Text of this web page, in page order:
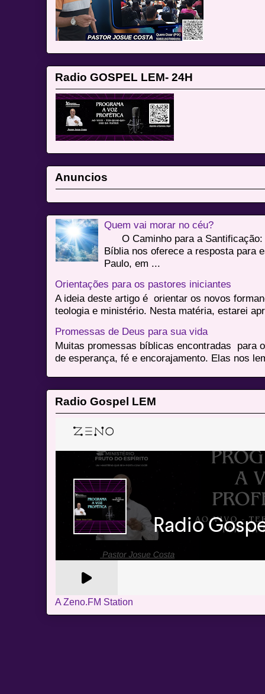
Radio GOSPEL LEM- 24H
Anuncios
Quem vai morar no céu?
O Caminho para a Santificação:
Bíblia nos oferece a resposta para
Paulo, em ...
Orientações para os pastores iniciantes
A ideia deste artigo é orientar os novos
teologia e ministério. Nesta matéria, estarei
Promessas de Deus para sua vida
Muitas promessas bíblicas encontradas para
de esperança, fé e encorajamento. Elas nos
Radio Gospel LEM
A Zeno.FM Station